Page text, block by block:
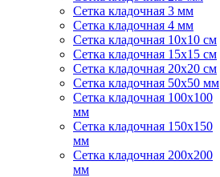
Сетка кладочная 3 мм
Сетка кладочная 4 мм
Сетка кладочная 10x10 см
Сетка кладочная 15x15 см
Сетка кладочная 20x20 см
Сетка кладочная 50x50 мм
Сетка кладочная 100x100
мм
Сетка кладочная 150x150
мм
Сетка кладочная 200x200
мм